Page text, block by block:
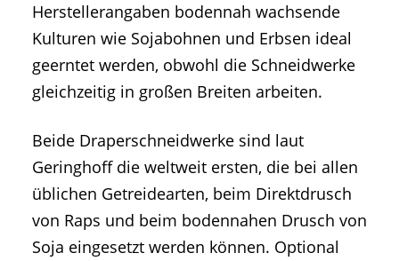
Herstellerangaben bodennah wachsende
Kulturen wie Sojabohnen und Erbsen ideal
geerntet werden, obwohl die Schneidwerke
gleichzeitig in großen Breiten arbeiten.
Beide Draperschneidwerke sind laut
Geringhoff die weltweit ersten, die bei allen
üblichen Getreidearten, beim Direktdrusch
von Raps und beim bodennahen Drusch von
Soja eingesetzt werden können. Optional